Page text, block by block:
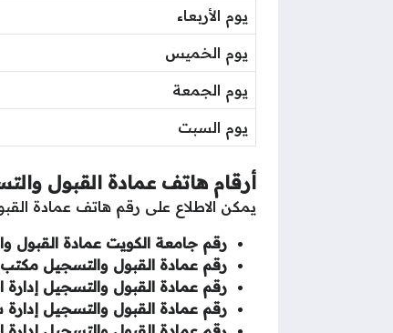
يوم الأربعاء
يوم الخميس
يوم الجمعة
يوم السبت
أرقام هاتف عمادة القبول
يمكن الاطلاع على رقم هاتف عمادة
رقم جامعة الكويت عمادة القبول
رقم عمادة القبول والتسجيل مكتب
رقم عمادة القبول والتسجيل إدارة
رقم عمادة القبول والتسجيل